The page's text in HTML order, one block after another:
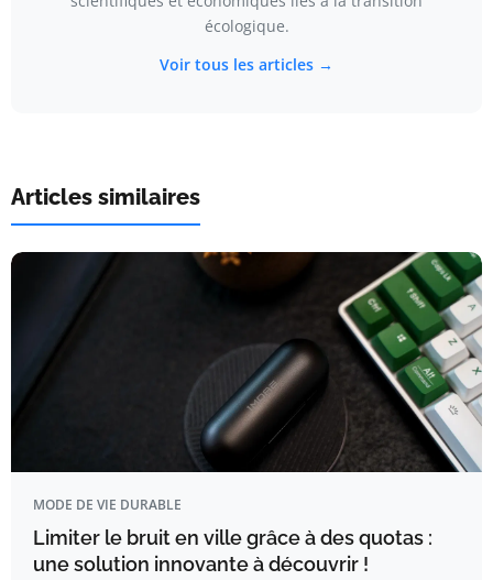
écologique.
Voir tous les articles →
Articles similaires
MODE DE VIE DURABLE
Limiter le bruit en ville grâce à des quotas :
une solution innovante à découvrir !